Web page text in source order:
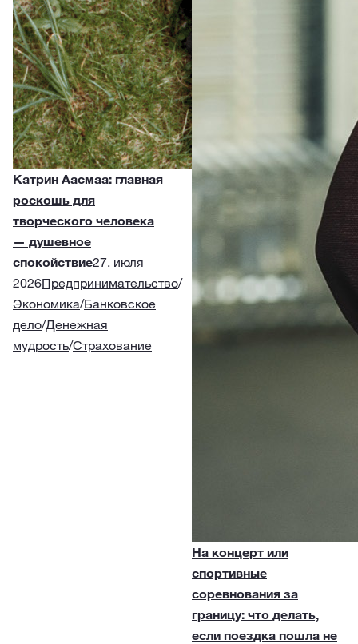
Катрин Аасмаа: главная
роскошь для
творческого человека
— душевное
спокойствие27. июля
2026Предпринимательство/
Экономика/Банковское
дело/Денежная
мудрость/Страхование
На концерт или
спортивные
соревнования за
границу: что делать,
если поездка пошла не